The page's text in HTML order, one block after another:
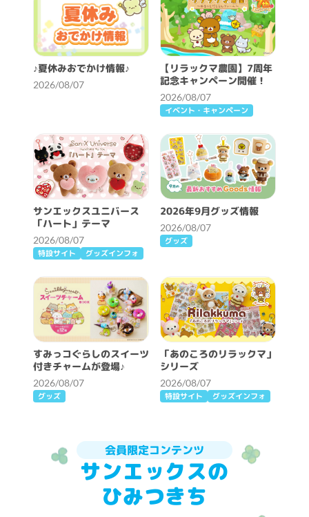
♪夏休みおでかけ情報♪
2026/08/07
【リラックマ農園】7周年
記念キャンペーン開催！
2026/08/07
イベント・キャンペーン
サンエックスユニバース
「ハート」テーマ
2026/08/07
特設サイト グッズインフォ
2026年9月グッズ情報
2026/08/07
グッズ
すみっコぐらしのスイーツ
付きチャームが登場♪
2026/08/07
グッズ
「あのころのリラックマ」
シリーズ
2026/08/07
特設サイト グッズインフォ
会員限定コンテンツ
サンエックスの
ひみつきち